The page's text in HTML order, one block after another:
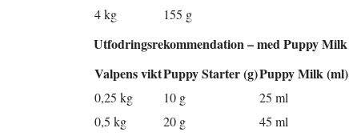
4 kg
155 g
Utfodringsrekommendation – med Puppy Milk
Valpens viktPuppy Starter (g)Puppy Milk (ml)
0,25 kg 10 g
25 ml
0,5 kg
20 g
45 ml